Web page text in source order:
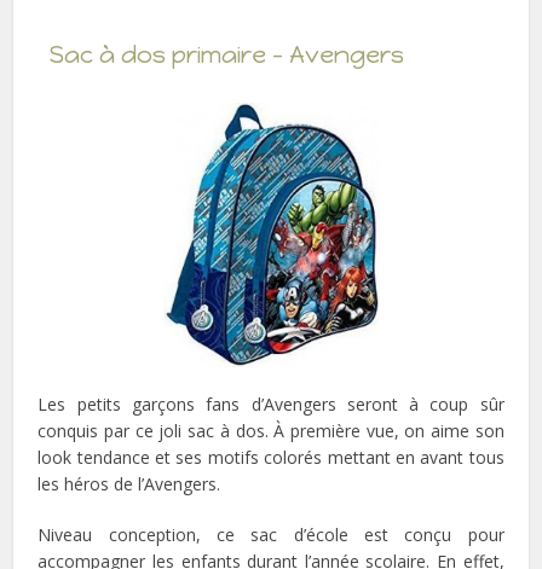
Sac à dos primaire – Avengers
Les petits garçons fans d’Avengers seront à coup sûr
conquis par ce joli sac à dos. À première vue, on aime son
look tendance et ses motifs colorés mettant en avant tous
les héros de l’Avengers.
Niveau conception, ce sac d’école est conçu pour
accompagner les enfants durant l’année scolaire. En effet,